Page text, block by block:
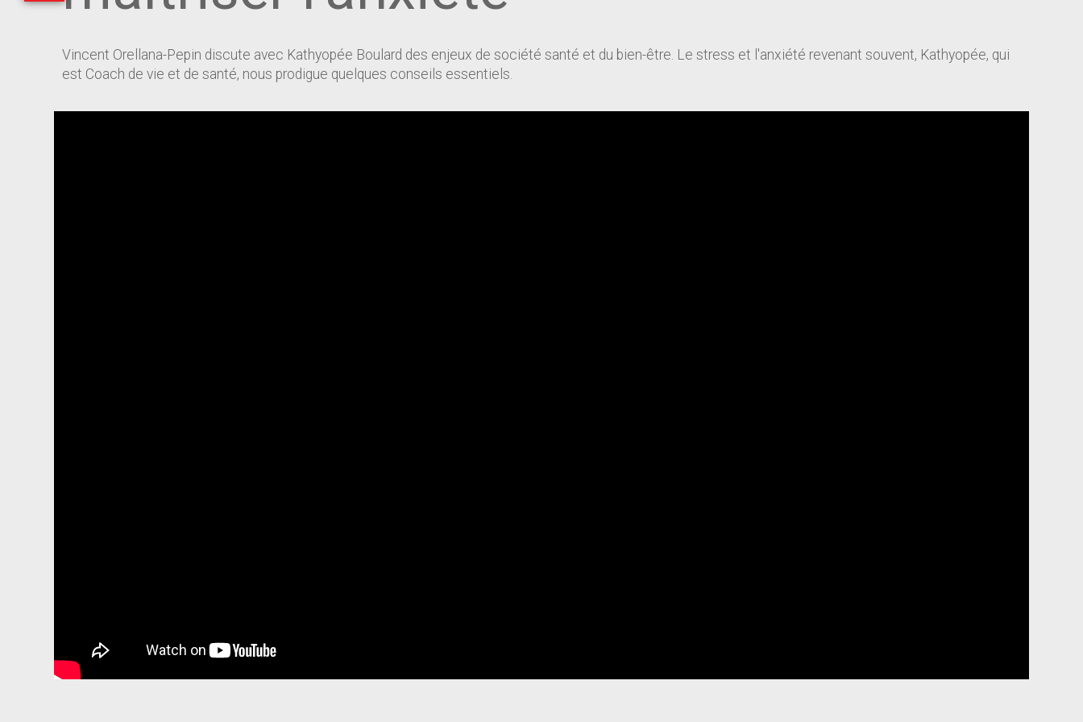
Vincent Orellana-Pepin discute avec Kathyopée Boulard des enjeux de société santé et du bien-être. Le stress et l'anxiété revenant souvent, Kathyopée, qui
est Coach de vie et de santé, nous prodigue quelques conseils essentiels.